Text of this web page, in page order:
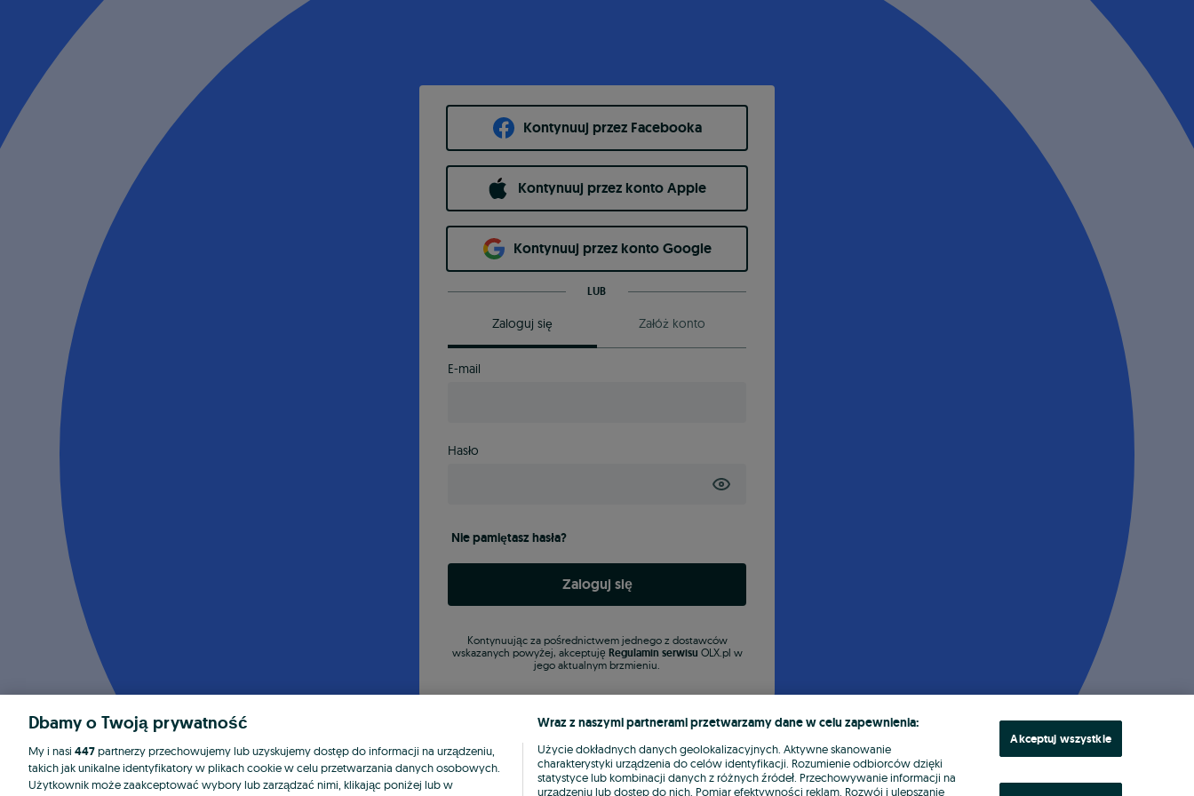
Kontynuuj przez Facebooka
Kontynuuj przez konto Apple
Kontynuuj przez konto Google
LUB
Zaloguj się Załóż konto
E-mail
Hasło
Nie pamiętasz hasła?
Zaloguj się
Kontynuując za pośrednictwem jednego z dostawców
wskazanych powyżej, akceptuję Regulamin serwisu OLX.pl w
jego aktualnym brzmieniu.
Dbamy o Twoją prywatność
My i nasi 447partnerzy przechowujemy lub uzyskujemy dostęp do informacji na urządzeniu,
takich jak unikalne identyfikatory w plikach cookie w celu przetwarzania danych osobowych.
Użytkownik może zaakceptować wybory lub zarządzać nimi, klikając poniżej lub w
Wraz z naszymi partnerami przetwarzamy dane w celu zapewnienia:
Użycie dokładnych danych geolokalizacyjnych. Aktywne skanowanie
charakterystyki urządzenia do celów identyfikacji. Rozumienie odbiorców dzięki
statystyce lub kombinacji danych z różnych źródeł. Przechowywanie informacji na
urządzeniu lub dostęp do nich. Pomiar efektywności reklam. Rozwój i ulepszanie
Akceptuj wszystkie